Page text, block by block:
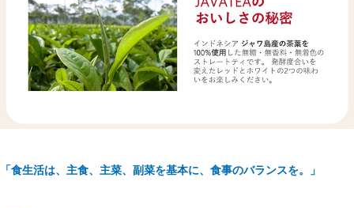
「食生活は、主食、主菜、副菜を基本に、食事のバランスを。」